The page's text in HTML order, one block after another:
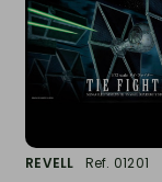
REVELL
Ref. 01201